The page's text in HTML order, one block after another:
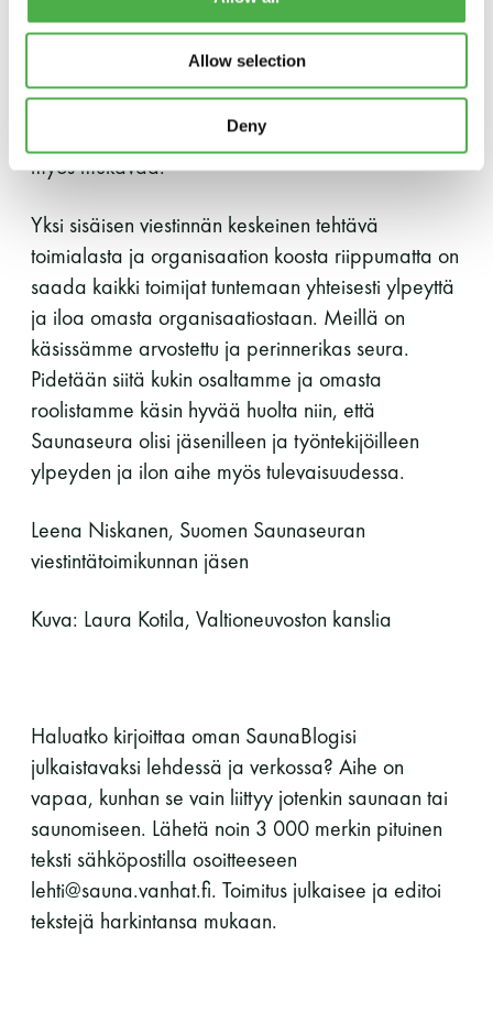
Allow selection
Deny
LUE LISÄÄ
keinoilla henkilöstön työhyvinvointia kehitettäisiin ja
seuran työantajakuvaa kirkastettaisiin. Meille
jäsenillehän Saunaseura on vapaa-ajan nautinnon
ja rentoutumisen lähde, mutta henkilöstölle se on
työpaikka. Ja työpaikassa saa ja pitääkin olla
myös mukavaa.
Yksi sisäisen viestinnän keskeinen tehtävä
toimialasta ja organisaation koosta riippumatta on
saada kaikki toimijat tuntemaan yhteisesti ylpeyttä
ja iloa omasta organisaatiostaan. Meillä on
käsissämme arvostettu ja perinnerikas seura.
Pidetään siitä kukin osaltamme ja omasta
roolistamme käsin hyvää huolta niin, että
Saunaseura olisi jäsenilleen ja työntekijöilleen
ylpeyden ja ilon aihe myös tulevaisuudessa.
Leena Niskanen, Suomen Saunaseuran
viestintätoimikunnan jäsen
Kuva: Laura Kotila, Valtioneuvoston kanslia
Haluatko kirjoittaa oman SaunaBlogisi
julkaistavaksi lehdessä ja verkossa? Aihe on
vapaa, kunhan se vain liittyy jotenkin saunaan tai
saunomiseen. Lähetä noin 3 000 merkin pituinen
teksti sähköpostilla osoitteeseen
lehti@sauna.vanhat.fi. Toimitus julkaisee ja editoi
tekstejä harkintansa mukaan.